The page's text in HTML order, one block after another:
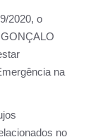
2020, o
na
no